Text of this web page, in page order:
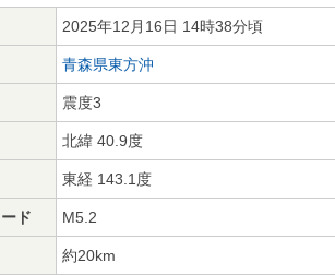
2025年12月16日 14時38分頃
青森県東方沖
震度3
北緯 40.9度
東経 143.1度
ド M5.2
約20km